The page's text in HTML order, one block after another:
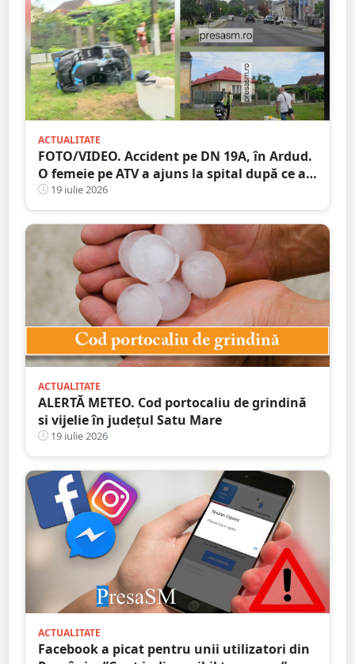
ACTUALITATE
FOTO/VIDEO. Accident pe DN 19A, în Ardud.
O femeie pe ATV a ajuns la spital după ce a
intrat în coliziune cu un motociclist
19 iulie 2026
ACTUALITATE
ALERTĂ METEO. Cod portocaliu de grindină
si vijelie în județul Satu Mare
19 iulie 2026
ACTUALITATE
Facebook a picat pentru unii utilizatori din